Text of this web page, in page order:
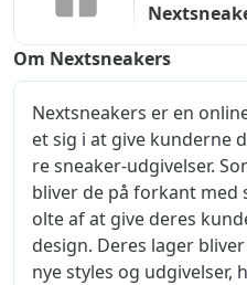
Om Nextsneakers
Nextsneakers er en
et sig i at give kunderne
re sneaker-udgivelser.
bliver de på forkant med
olte af at give deres
design. Deres lager
nye styles og